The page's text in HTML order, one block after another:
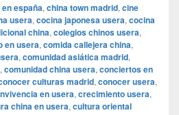
españa, china town madrid, cine
usera, cocina japonesa usera, cocina
china, colegios chinos usera,
en usera, comida callejera china,
, comunidad asiática madrid,
, comunidad china usera, conciertos en
culturas madrid, conocer usera,
en usera, crecimiento usera,
china en usera, cultura oriental